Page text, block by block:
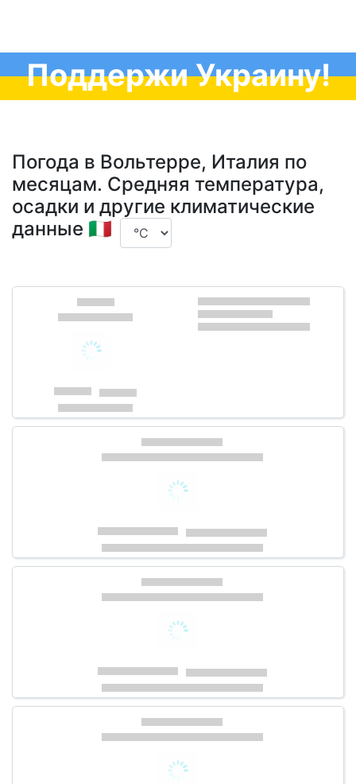
Поддержи Украину!
Погода в Вольтерре, Италия по
месяцам. Средняя температура,
осадки и другие климатические
данные 🇮🇹